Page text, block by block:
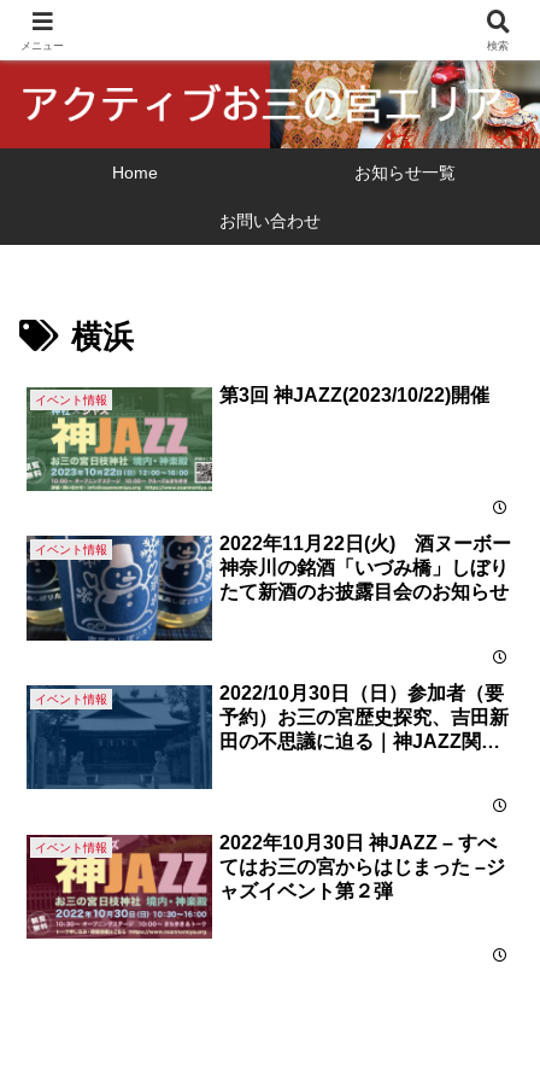
横浜市 関外・お三の宮地区の地域振興
Home お知らせ一覧
お問い合わせ
横浜
イベント情報 第3回 神JAZZ(2023/10/22)開催
イベント情報
2022年11月22日(火) 酒ヌーボー
神奈川の銘酒「いづみ橋」しぼり
たて新酒のお披露目会のお知らせ
イベント情報
2022/10月30日（日）参加者（要
予約）お三の宮歴史探究、吉田新
田の不思議に迫る｜神JAZZ関連
イベント情報
2022年10月30日 神JAZZ – すべ
てはお三の宮からはじまった –ジ
ャズイベント第２弾
メニュー 検索